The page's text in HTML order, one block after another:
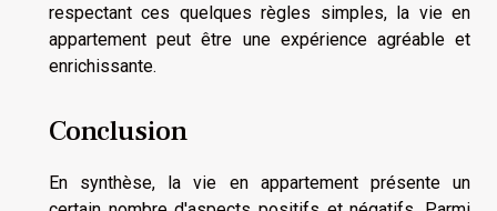
respectant ces quelques règles simples, la vie en
appartement peut être une expérience agréable et
enrichissante.
Conclusion
En synthèse, la vie en appartement présente un